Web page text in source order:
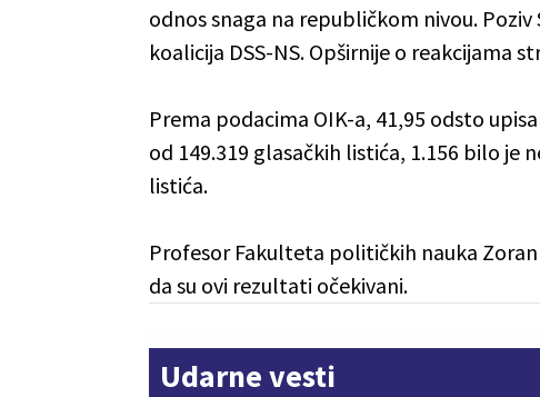
odnos snaga na republičkom nivou.
koalicija DSS-NS. Opširnije o reakcijama
Prema podacima OIK-a, 41,95 odsto
od 149.319 glasačkih listića, 1.156 bilo je
listića.
Profesor Fakulteta političkih nauka
da su ovi rezultati očekivani.
Udarne vesti